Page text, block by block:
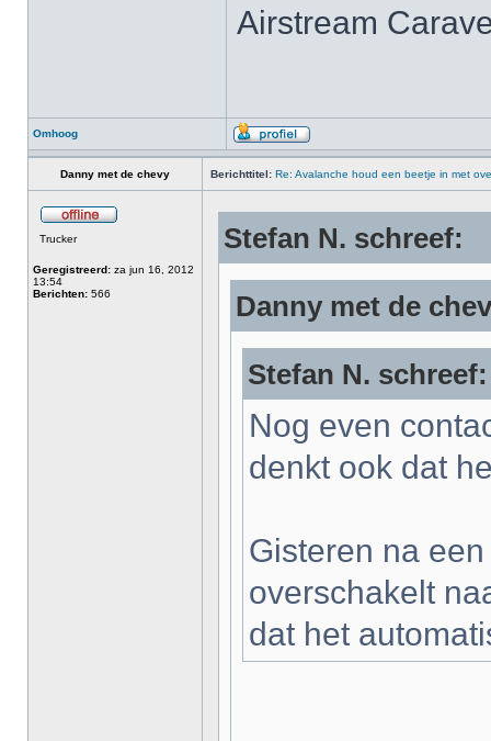
Airstream
Omhoog
Danny met de chevy Berichttitel: Re: Avalanche houd een beetje in met
Trucker
Geregistreerd: za jun 16, 2012
13:54
Berichten: 566
Stefan N. schreef:
Danny met de
Stefan N. schreef:
Nog even
denkt ook dat
Gisteren na
overschakelt
dat het